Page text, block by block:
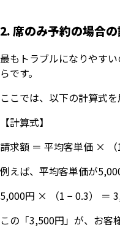
2. 席のみ予約の場合
最もトラブルになりやす
らです。
ここでは、以下の計算式を
【計算式】
請求額 ＝ 平均客単価 × （
例えば、平均客単価が
5,000円 × （1 − 0.3） ＝
この「3,500円」が、お客